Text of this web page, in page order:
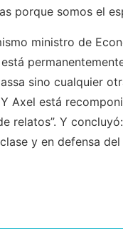
porque somos el
ministro de
sino cualquier
Axel está
relatos”. Y
y en defensa